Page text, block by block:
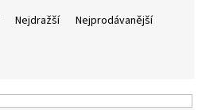
Nejdražší
Nejprodávanější